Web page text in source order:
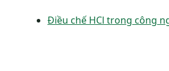
Điều chế HCl trong công